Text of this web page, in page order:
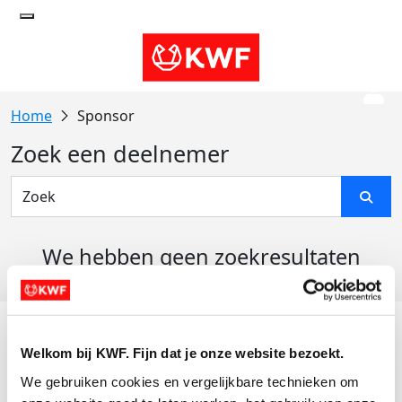
Welkom bij KWF. Fijn dat je onze website bezoekt.
We gebruiken cookies en vergelijkbare technieken om
Sponsor
Zoek een deelnemer
We hebben geen zoekresultaten
Actiematerialen
Evenementen